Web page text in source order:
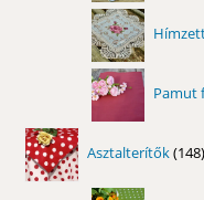
Pamut
Asztalterítők 148